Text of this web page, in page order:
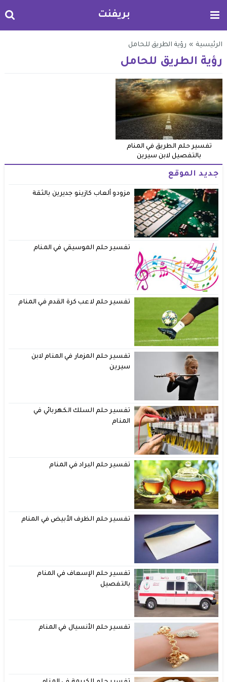
بريفنت
الرئيسية » رؤية الطريق للحامل
رؤية الطريق للحامل
تفسير حلم الطريق في المنام
بالتفصيل لابن سيرين
جديد الموقع
مزودو ألعاب كازينو جديرين بالثقة
تفسير حلم الموسيقي في المنام
تفسير حلم لاعب كرة القدم في المنام
تفسير حلم المزمار في المنام لابن
سيرين
تفسير حلم السلك الكهربائي في
المنام
تفسير حلم البراد في المنام
تفسير حلم الظرف الأبيض في المنام
تفسير حلم الإسعاف في المنام
بالتفصيل
تفسير حلم الأنسيال في المنام